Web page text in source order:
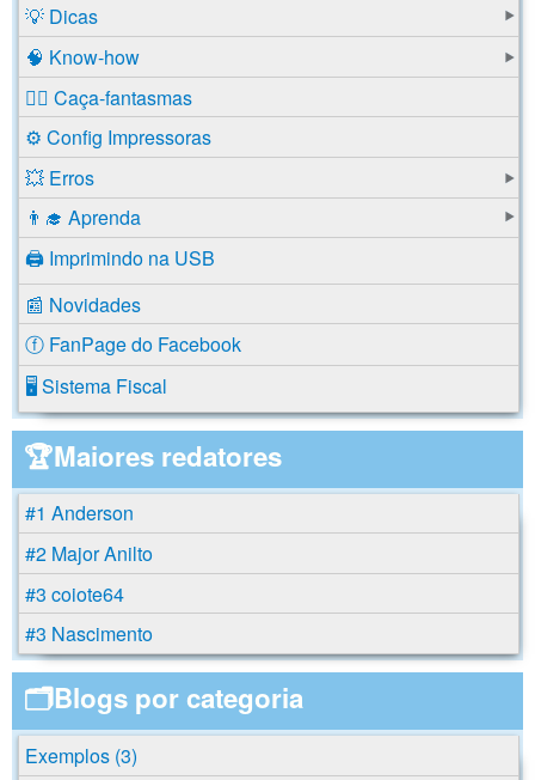
💡 Dicas
🧠 Know-how
🕵️‍♂️ Caça-fantasmas
⚙️ Config Impressoras
💥 Erros
👨‍🎓 Aprenda
🖨️ Imprimindo na USB
📰 Novidades
ⓕ FanPage do Facebook
🖥️ Sistema Fiscal
🏆Maiores redatores
#1 Anderson
#2 Major Anilto
#3 coiote64
#3 Nascimento
🗂️Blogs por categoria
Exemplos (3)